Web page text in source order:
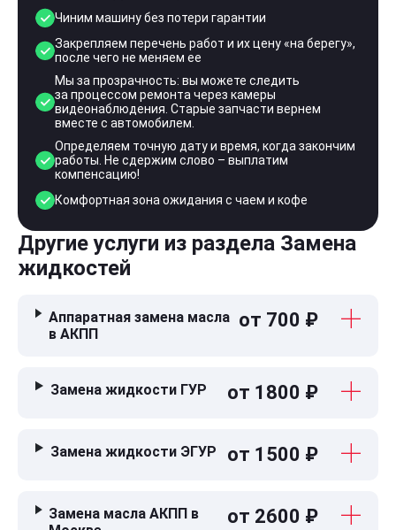
Чиним машину без потери гарантии
Закрепляем перечень работ и их цену «на берегу»,
после чего не меняем ее
Мы за прозрачность: вы можете следить
за процессом ремонта через камеры
видеонаблюдения. Старые запчасти вернем
вместе с автомобилем.
Определяем точную дату и время, когда закончим
работы. Не сдержим слово – выплатим
компенсацию!
Комфортная зона ожидания с чаем и кофе
Другие услуги из раздела Замена
жидкостей
Аппаратная замена масла
в АКПП
от 700 ₽
Замена жидкости ГУР от 1800 ₽
Замена жидкости ЭГУР от 1500 ₽
Замена масла АКПП в
от 2600 ₽